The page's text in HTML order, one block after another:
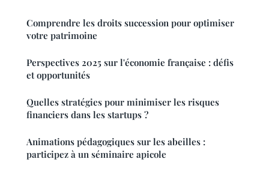
Comprendre les droits succession pour optimiser
votre patrimoine
Perspectives 2025 sur l'économie française : défis
et opportunités
Quelles stratégies pour minimiser les risques
financiers dans les startups ?
Animations pédagogiques sur les abeilles :
participez à un séminaire apicole